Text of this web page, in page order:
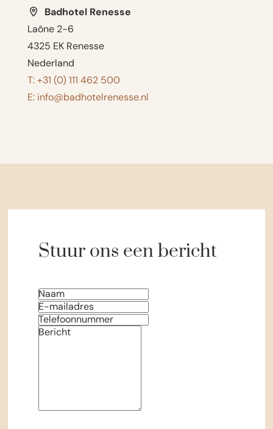
Badhotel Renesse
Laône 2-6
4325 EK Renesse
Nederland
T: +31 (0) 111 462 500
E: info@badhotelrenesse.nl
Stuur ons een bericht
Naam
E-mailadres
Telefoonnummer
Bericht